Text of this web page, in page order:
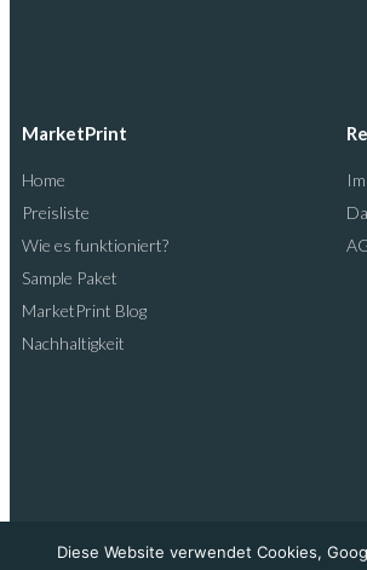
MarketPrint
Home
Preisliste
Wie es funktioniert?
Sample Paket
MarketPrint Blog
Nachhaltigkeit
Diese Website verwendet Cookies,